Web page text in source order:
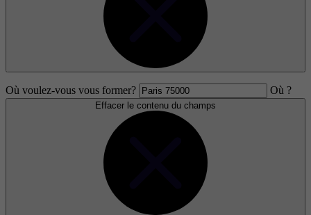
Où voulez-vous vous former? Où ?
Effacer le contenu du champs